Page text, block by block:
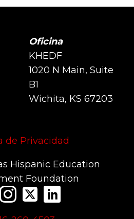
Oficina
KHEDF
1020 N Main, Suite
B1
Wichita, KS 67203
de Privacidad
Hispanic Education
Foundation